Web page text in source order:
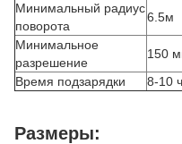
Минимальный радиус
поворота
6.5м
Минимальное
разрешение
150
Время подзарядки
8-10
Размеры: